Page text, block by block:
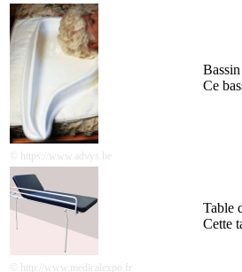
© https://www.advys.be
Ce
© http://www.medicalexpo.fr
Table
Cette